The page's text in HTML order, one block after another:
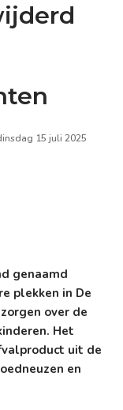
15 juli 2025
genaamd
plekken in De
over de
Het
uit de
en